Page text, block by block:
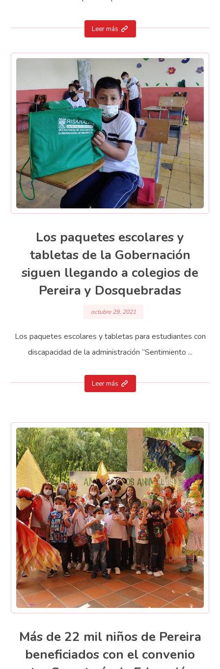
Leer más
Los paquetes escolares y
tabletas de la Gobernación
siguen llegando a colegios de
Pereira y Dosquebradas
octubre 29, 2021
Los paquetes escolares y tabletas para estudiantes con
discapacidad de la administración “Sentimiento ...
Leer más
Más de 22 mil niños de Pereira
beneficiados con el convenio